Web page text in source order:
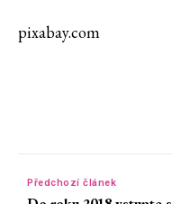
pixabay.com
Předchozí článek